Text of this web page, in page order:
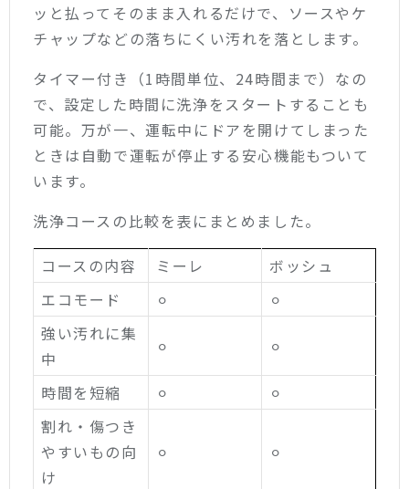
ッと払ってそのまま入れるだけで、ソースやケ
チャップなどの落ちにくい汚れを落とします。
タイマー付き（1時間単位、24時間まで）なの
で、設定した時間に洗浄をスタートすることも
可能。万が一、運転中にドアを開けてしまった
ときは自動で運転が停止する安心機能もついて
います。
洗浄コースの比較を表にまとめました。
コースの内容 ミーレ
ボッシュ
エコモード
⚪︎
⚪︎
強い汚れに集
中
⚪︎ ⚪︎
時間を短縮 ⚪︎
⚪︎
割れ・傷つき
やすいもの向
け
⚪︎ ⚪︎